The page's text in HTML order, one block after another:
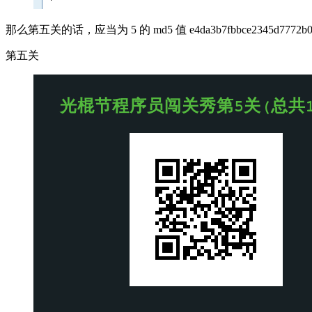
那么第五关的话，应当为 5 的 md5 值
第五关